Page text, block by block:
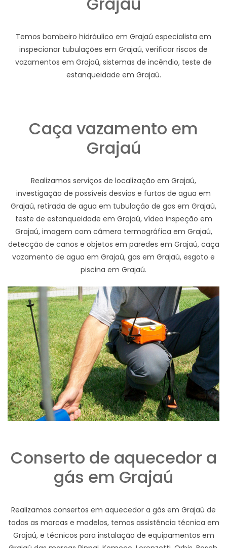
Temos bombeiro hidráulico em Grajaú especialista em
inspecionar tubulações em Grajaú, verificar riscos de
vazamentos em Grajaú, sistemas de incêndio, teste de
estanqueidade em Grajaú.
Caça vazamento em
Grajaú
Realizamos serviços de localização em Grajaú,
investigação de possíveis desvios e furtos de agua em
Grajaú, retirada de agua em tubulação de gas em Grajaú,
teste de estanqueidade em Grajaú, vídeo inspeção em
Grajaú, imagem com câmera termográfica em Grajaú,
detecção de canos e objetos em paredes em Grajaú, caça
vazamento de agua em Grajaú, gas em Grajaú, esgoto e
piscina em Grajaú.
Conserto de aquecedor a
gás em Grajaú
Realizamos consertos em aquecedor a gás em Grajaú de
todas as marcas e modelos, temos assistência técnica em
Grajaú, e técnicos para instalação de equipamentos em